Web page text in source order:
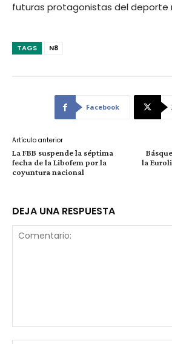
futuras protagonistas del deporte
TAGS N8
Facebook
Artículo anterior
La FBB suspende la séptima
fecha de la Libofem por la
coyuntura nacional
la
DEJA UNA RESPUESTA